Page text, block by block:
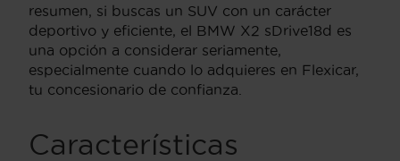
resumen, si buscas un SUV con un carácter
deportivo y eficiente, el BMW X2 sDrive18d es
una opción a considerar seriamente,
especialmente cuando lo adquieres en Flexicar,
tu concesionario de confianza.
Características